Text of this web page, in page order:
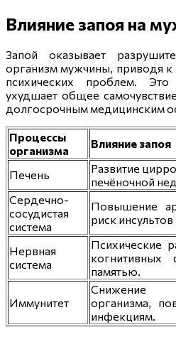
Влияние запоя на
Запой оказывает
организм мужчины, приводя к
психических проблем.
ухудшает общее
долгосрочным медицинским
Процессы
организма
Влияние запоя
Печень
Развитие
печёночной
Сердечно-
сосудистая
система
Повышение
риск
Нервная
система
Психические
памятью.
Иммунитет
Снижение
организма,
инфекциям.